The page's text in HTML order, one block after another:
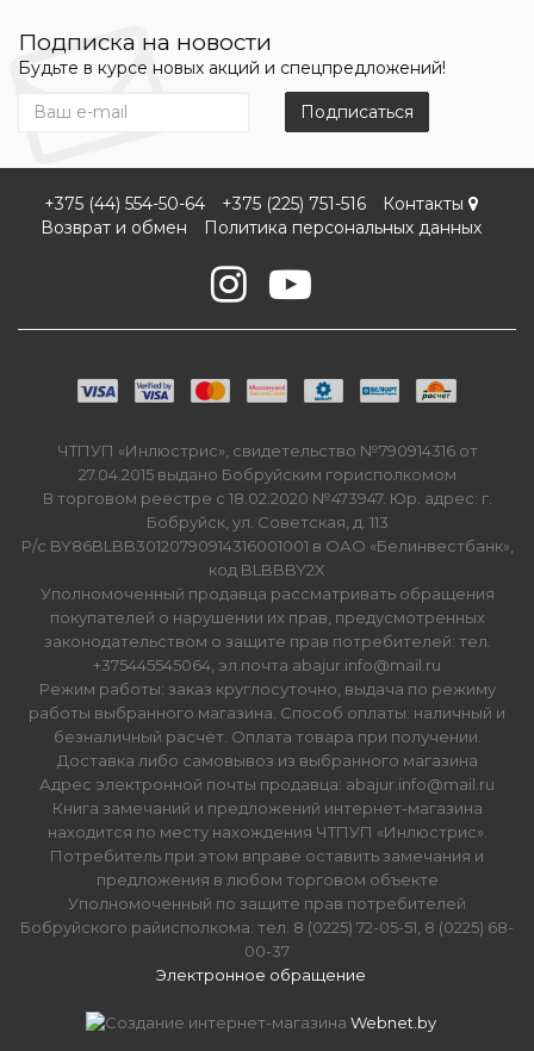
Подписка на новости
Будьте в курсе новых акций и спецпредложений!
Подписаться
+375 (44) 554-50-64 +375 (225) 751-516
Контакты
Возврат и обмен
Политика персональных данных
ЧТПУП «Инлюстрис», свидетельство №790914316 от
27.04.2015 выдано Бобруйским горисполкомом
В торговом реестре с 18.02.2020 №473947. Юр. адрес: г.
Бобруйск, ул. Советская, д. 113
Р/с BY86BLBB30120790914316001001 в ОАО «Белинвестбанк»,
код BLBBBY2X
Уполномоченный продавца рассматривать обращения
покупателей о нарушении их прав, предусмотренных
законодательством о защите прав потребителей: тел.
+375445545064, эл.почта abajur.info@mail.ru
Режим работы: заказ круглосуточно, выдача по режиму
работы выбранного магазина. Способ оплаты: наличный и
безналичный расчёт. Оплата товара при получении.
Доставка либо самовывоз из выбранного магазина
Адрес электронной почты продавца: abajur.info@mail.ru
Книга замечаний и предложений интернет-магазина
находится по месту нахождения ЧТПУП «Инлюстрис».
Потребитель при этом вправе оставить замечания и
предложения в любом торговом объекте
Уполномоченный по защите прав потребителей
Бобруйского райисполкома: тел. 8 (0225) 72-05-51, 8 (0225) 68-
00-37
Электронное обращение
Создание интернет-магазина Webnet.by